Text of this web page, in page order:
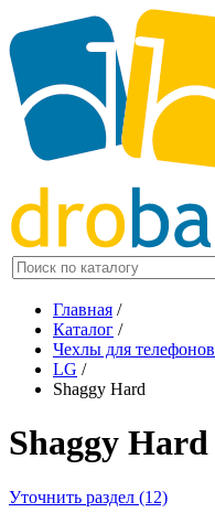
Главная /
Каталог /
Чехлы для телефонов
LG /
Shaggy Hard
Shaggy Hard
Уточнить раздел (12)